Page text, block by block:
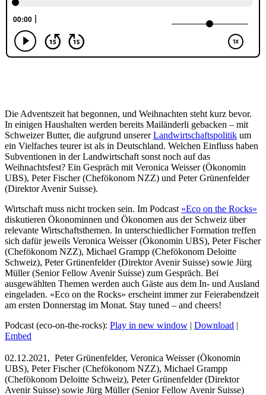
Die Adventszeit hat begonnen, und Weihnachten steht kurz bevor.
In einigen Haushalten werden bereits Mailänderli gebacken – mit
Schweizer Butter, die aufgrund unsererLandwirtschaftspolitik um
ein Vielfaches teurer ist als in Deutschland. Welchen Einfluss haben
Subventionen in der Landwirtschaft sonst noch auf das
Weihnachtsfest? Ein Gespräch mit Veronica Weisser (Ökonomin
UBS), Peter Fischer (Chefökonom NZZ) und Peter Grünenfelder
(Direktor Avenir Suisse).
Wirtschaft muss nicht trocken sein. Im Podcast «Eco on the Rocks»
diskutieren Ökonominnen und Ökonomen aus der Schweiz über
relevante Wirtschaftsthemen. In unterschiedlicher Formation treffen
sich dafür jeweils Veronica Weisser (Ökonomin UBS), Peter Fischer
(Chefökonom NZZ), Michael Grampp (Chefökonom Deloitte
Schweiz), Peter Grünenfelder (Direktor Avenir Suisse) sowie Jürg
Müller (Senior Fellow Avenir Suisse) zum Gespräch. Bei
ausgewählten Themen werden auch Gäste aus dem In- und Ausland
eingeladen. «Eco on the Rocks» erscheint immer zur Feierabendzeit
am ersten Donnerstag im Monat. Stay tuned – and cheers!
Podcast (eco-on-the-rocks): Play in new window | Download |
Embed
02.12.2021, Peter Grünenfelder, Veronica Weisser (Ökonomin
UBS), Peter Fischer (Chefökonom NZZ), Michael Grampp
(Chefökonom Deloitte Schweiz), Peter Grünenfelder (Direktor
Avenir Suisse) sowie Jürg Müller (Senior Fellow Avenir Suisse)